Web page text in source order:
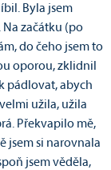
Byla jsem
začátku (po
do čeho jsem to
oporou, zklidnil
pádlovat, abych
užila, užila
Překvapilo mě,
jsem si narovnala
jsem věděla,